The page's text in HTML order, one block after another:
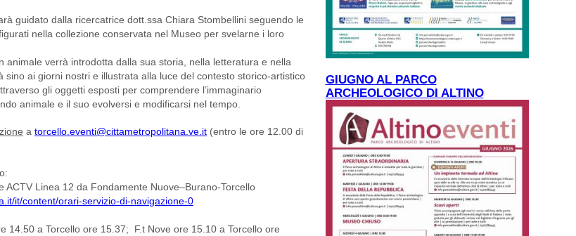
guidato dalla ricercatrice dott.ssa Chiara Stombellini seguendo le
nella collezione conservata nel Museo per svelarne i loro
animale verrà introdotta dalla sua storia, nella letteratura e nella
sino ai giorni nostri e illustrata alla luce del contesto storico-artistico
gli oggetti esposti per comprendere l’immaginario
animale e il suo evolversi e modificarsi nel tempo.
atorcello.eventi@cittametropolitana.ve.it (entro le ore 12.00 di
ACTV Linea 12 da Fondamente Nuove–Burano-Torcello
it/content/orari-servizio-di-navigazione-0
14.50 a Torcello ore 15.37; F.t Nove ore 15.10 a Torcello ore
GIUGNO AL PARCO
ARCHEOLOGICO DI ALTINO